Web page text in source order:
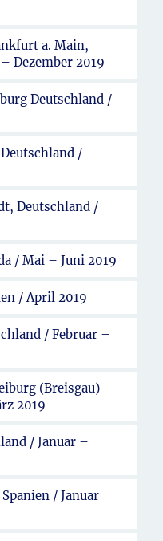
a. Main,
Dezember 2019
Deutschland /
/
Deutschland /
/ Mai – Juni 2019
/ April 2019
/ Februar –
(Breisgau)
2019
/ Januar –
/ Januar